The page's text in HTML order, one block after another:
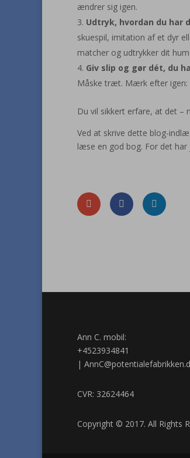
ændrer sig igen.
Udtryk, hvordan du har
skuespil, imitation af et dyr
matcher og udtrykker dit
Giv slip og gør dét, du
Måske træt. Mærk efter igen:
Du vil sikkert erfare, at det
Ved at skrive dette blog-
læse en god bog. For det
Ann C. mobil:
+4523934841
|
CVR: 32624464
Copyright © 2017. All Rights